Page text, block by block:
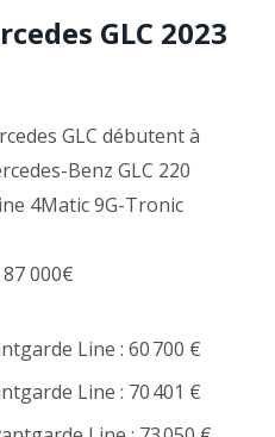
GLC 2023
GLC débutent à
Benz GLC 220
4Matic 9G-Tronic
000€
Line : 60 700 €
Line : 70 401 €